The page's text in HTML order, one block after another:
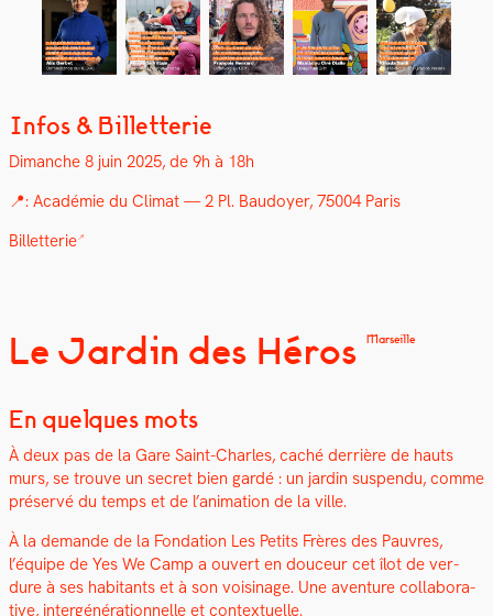
Infos & Billetterie
Dimanche 8 juin 2025, de 9h à 18h
📍: Académie du Cli­mat — 2 Pl. Bau­doy­er, 75004 Paris
Bil­let­terie
Le Jardin des Héros Marseille
En quelques mots
À deux pas de la Gare Saint-Charles, caché der­rière de hauts
murs, se trou­ve un secret bien gardé : un jardin sus­pendu, comme
préservé du temps et de l’an­i­ma­tion de la ville.
À la demande de la Fon­da­tion Les Petits Frères des Pau­vres,
l’équipe de Yes We Camp a ouvert en douceur cet îlot de ver­
dure à ses habi­tants et à son voisi­nage. Une aven­ture col­lab­o­ra­
tive, intergénéra­tionnelle et con­textuelle.